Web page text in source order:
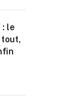
: le
tout,